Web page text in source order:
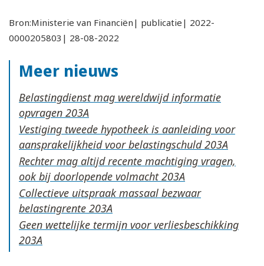
Bron:Ministerie van Financiën| publicatie| 2022-
0000205803| 28-08-2022
Meer nieuws
Belastingdienst mag wereldwijd informatie
opvragen
Vestiging tweede hypotheek is aanleiding voor
aansprakelijkheid voor belastingschuld
Rechter mag altijd recente machtiging vragen,
ook bij doorlopende volmacht
Collectieve uitspraak massaal bezwaar
belastingrente
Geen wettelijke termijn voor verliesbeschikking